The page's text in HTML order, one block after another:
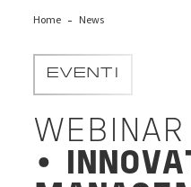
Home News
EVENTI
WEBINAR
•